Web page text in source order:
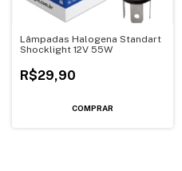
Lâmpadas Halogena Standart
Shocklight 12V 55W
R$29,90
COMPRAR